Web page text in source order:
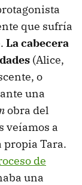
que sufría
La cabecera
(Alice,
o
una
obra del
veíamos a
propia Tara.
de
una